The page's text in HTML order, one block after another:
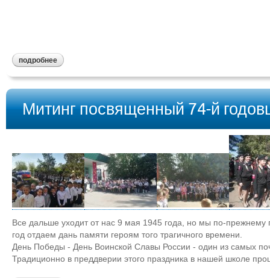
подробнее
Митинг посвященный 74-й
Все дальше уходит от нас 9 мая 1945 года, но мы по-
год отдаем дань памяти героям того трагичного времени.
День Победы - День Воинской Славы России - один из самых
Традиционно в преддверии этого праздника в нашей школе